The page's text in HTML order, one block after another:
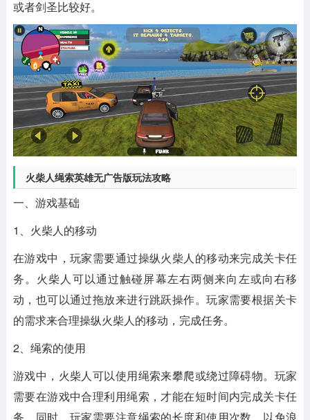
或者剑圣比较好。
火柴人绳索英雄无广告版玩法攻略
一、游戏基础
1、火柴人的移动
在游戏中，玩家需要通过操纵火柴人的移动来完成关卡任
务。火柴人可以通过触碰屏幕左右两侧来向左或向右移
动，也可以通过拖放来进行跳跃操作。玩家需要根据关卡
的需求来合理操纵火柴人的移动，完成任务。
2、绳索的使用
游戏中，火柴人可以使用绳索来攀爬或绕过障碍物。玩家
需要在游戏中合理利用绳索，才能在短时间内完成关卡任
务。同时，玩家需要注意绳索的长度和使用次数，以免浪